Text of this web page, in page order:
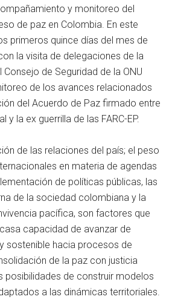
y monitoreo del
de paz en Colombia. En este
primeros quince días del mes de
la visita de delegaciones de la
Consejo de Seguridad de la ONU
de los avances relacionados
del Acuerdo de Paz firmado entre
y la ex guerrilla de las FARC-EP.
de las relaciones del país; el peso
en materia de agendas
de políticas públicas, las
de la sociedad colombiana y la
pacífica, son factores que
capacidad de avanzar de
sostenible hacia procesos de
de la paz con justicia
posibilidades de construir modelos
a las dinámicas territoriales.